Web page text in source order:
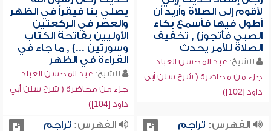
لأقوم إلى الصلاة وأريد أن
أطول فيها فأسمع بكاء
الصبي فأتجوز) , تخفيف
الصلاة للأمر يحدث
للشيخ: عبد المحسن العباد
جزء من محاضرة ( شرح سنن أبي
داود [102])
يصلي بنا فيقرأ في الظهر
والعصر في الركعتين
الأوليين بفاتحة الكتاب
وسورتين ...) , ما جاء في
القراءة في الظهر
للشيخ: عبد المحسن العباد
جزء من محاضرة ( شرح سنن أبي
داود [104])
الفهرس: تراجم
الفهرس: تراجم